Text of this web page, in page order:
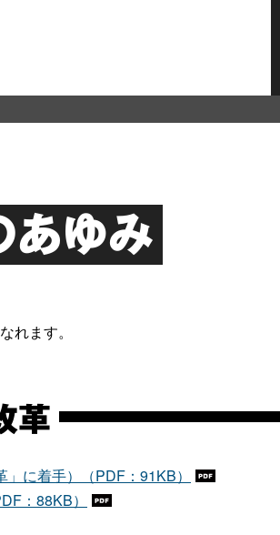
あゆみ
れます。
革
に着手）（PDF：91KB）
：88KB）